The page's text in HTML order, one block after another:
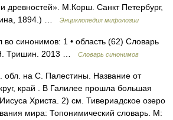
древностей». М.Корш. Санкт Петербург,
1894.) …
Энциклопедия мифологии
синонимов: 1 • область (62) Словарь
Тришин. 2013 …
Словарь синонимов
обл. на С. Палестины. Название от
край . В Галилее прошла большая
Христа. 2) см. Тивериадское озеро
мира: Топонимический словарь. М: